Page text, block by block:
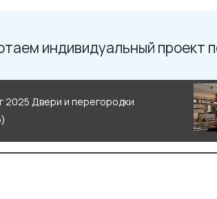
индивидуальный проект
2025 Двери и перегородки